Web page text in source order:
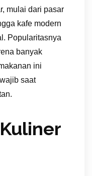
mulai dari pasar
kafe modern
Popularitasnya
banyak
ini
saat